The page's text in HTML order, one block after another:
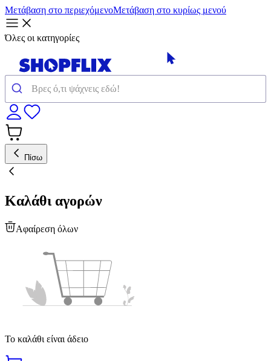
Μετάβαση στο περιεχόμενοΜετάβαση στο κυρίως μενού
Όλες οι κατηγορίες
Πίσω
Καλάθι αγορών
Αφαίρεση όλων
Το καλάθι είναι άδειο